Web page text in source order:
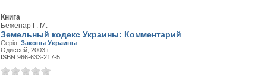
Книга
Беженар Г. М.
Земельный кодекс Украины: Комментарий
Серія: Законы Украины
Одиссей, 2003 г.
ISBN 966-633-217-5